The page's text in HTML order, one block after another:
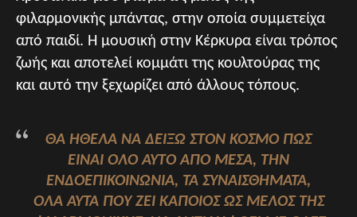
φιλαρμονικής μπάντας, στην οποία συμμετείχα
από παιδί. Η μουσική στην Κέρκυρα είναι τρόπος
ζωής και αποτελεί κομμάτι της κουλτούρας της
και αυτό την ξεχωρίζει από άλλους τόπους.
ΘΑ ΉΘΕΛΑ ΝΑ ΔΕΊΞΩ ΣΤΟΝ ΚΌΣΜΟ ΠΩΣ
ΕΊΝΑΙ ΌΛΟ ΑΥΤΌ ΑΠΌ ΜΈΣΑ, ΤΗΝ
ΕΝΔΟΕΠΙΚΟΙΝΩΝΊΑ, ΤΑ ΣΥΝΑΙΣΘΉΜΑΤΑ,
ΌΛΑ ΑΥΤΆ ΠΟΥ ΖΕΙ ΚΆΠΟΙΟΣ ΩΣ ΜΈΛΟΣ ΤΗΣ